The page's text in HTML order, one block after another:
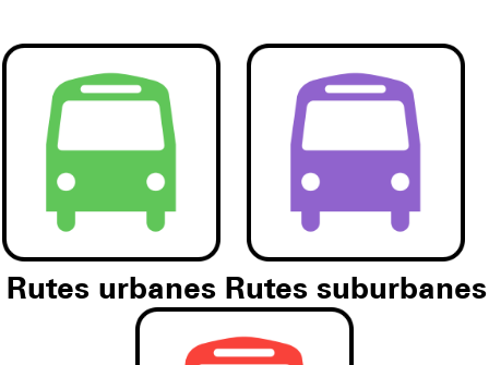
Rutes urbanes Rutes suburbanes